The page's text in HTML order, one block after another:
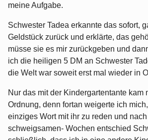
meine Aufgabe.
Schwester Tadea erkannte das sofort,
Geldstück zurück und erklärte, das
müsse sie es mir zurückgeben und
ich die heiligen 5 DM an Schwester
die Welt war soweit erst mal wieder in
Nur das mit der Kindergartentante kam
Ordnung, denn fortan weigerte ich
einziges Wort mit ihr zu reden und
schweigsamen- Wochen entschied